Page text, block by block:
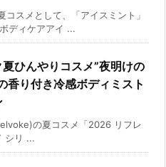
コスメとして、「アイスミント」
ディケアアイ ...
ひんやりコスメ”夜明けの
香り付き冷感ボディミスト
の夏コスメ「2026 リフレ
シリ ...